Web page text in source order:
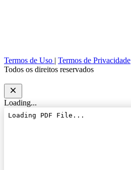
Termos de Uso | Termos de Privacidade
Todos os direitos reservados
Loading...